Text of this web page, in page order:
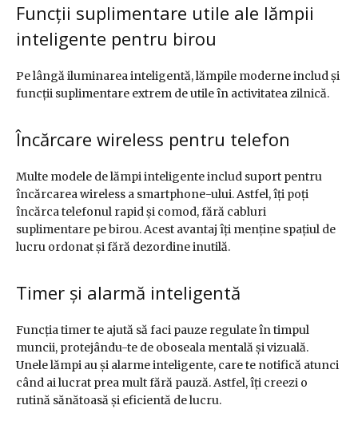
Funcții suplimentare utile ale lămpii
inteligente pentru birou
Pe lângă iluminarea inteligentă, lămpile moderne includ și
funcții suplimentare extrem de utile în activitatea zilnică.
Încărcare wireless pentru telefon
Multe modele de lămpi inteligente includ suport pentru
încărcarea wireless a smartphone-ului. Astfel, îți poți
încărca telefonul rapid și comod, fără cabluri
suplimentare pe birou. Acest avantaj îți menține spațiul de
lucru ordonat și fără dezordine inutilă.
Timer și alarmă inteligentă
Funcția timer te ajută să faci pauze regulate în timpul
muncii, protejându-te de oboseala mentală și vizuală.
Unele lămpi au și alarme inteligente, care te notifică atunci
când ai lucrat prea mult fără pauză. Astfel, îți creezi o
rutină sănătoasă și eficientă de lucru.